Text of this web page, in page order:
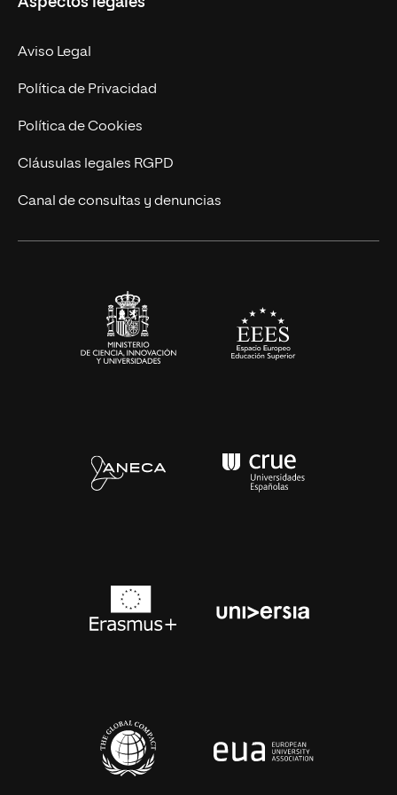
Doctorados
Experto Universitario
Postgrados
Cursos Universitarios
Facultades
Nuestro Equipo
Trabaja en UNIR
Actualidad
UNIR Revista
Eventos
Aviso Legal
Política de Privacidad
Política de Cookies
Cláusulas legales RGPD
Canal de consultas y denuncias